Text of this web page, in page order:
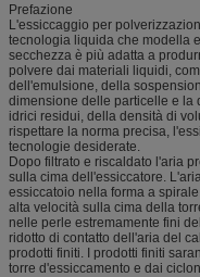
Prefazione
L'essiccaggio per
tecnologia liquida che modella
secchezza è più adatta a
polvere dai materiali liquidi,
dell'emulsione, della
dimensione delle particelle e la
idrici residui, della densità di
rispettare la norma precisa,
tecnologie desiderate.
Dopo filtrato e riscaldato l'aria
sulla cima dell'essiccatore.
essiccatoio nella forma a
alta velocità sulla cima della
nelle perle estremamente fini
ridotto di contatto dell'aria del
prodotti finiti. I prodotti finiti
torre d'essiccamento e dai